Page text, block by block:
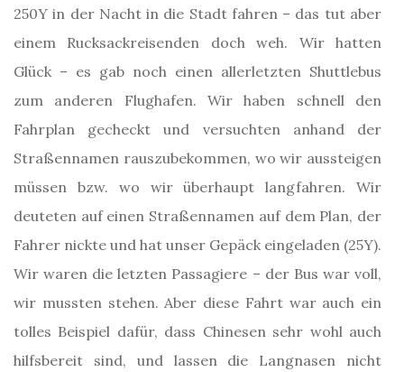
250Y in der Nacht in die Stadt fahren – das tut aber
einem Rucksackreisenden doch weh. Wir hatten
Glück – es gab noch einen allerletzten Shuttlebus
zum anderen Flughafen. Wir haben schnell den
Fahrplan gecheckt und versuchten anhand der
Straßennamen rauszubekommen, wo wir aussteigen
müssen bzw. wo wir überhaupt langfahren. Wir
deuteten auf einen Straßennamen auf dem Plan, der
Fahrer nickte und hat unser Gepäck eingeladen (25Y).
Wir waren die letzten Passagiere – der Bus war voll,
wir mussten stehen. Aber diese Fahrt war auch ein
tolles Beispiel dafür, dass Chinesen sehr wohl auch
hilfsbereit sind, und lassen die Langnasen nicht